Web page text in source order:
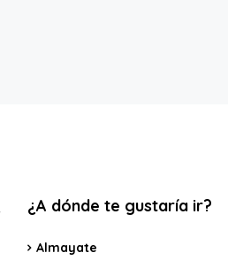
¿A dónde te gustaría ir?
Almayate